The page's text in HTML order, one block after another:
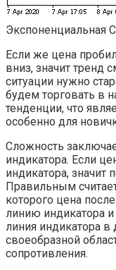
Экспоненциальная
Если же цена
вниз, значит тренд
ситуации нужно
будем торговать в
тенденции, что
особенно для
Сложность
индикатора. Если
индикатора, значит
Правильным
которого цена
линию индикатора и
линия индикатора в
своеобразной
сопротивления.